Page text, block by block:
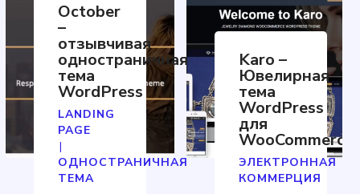
October
–
отзывчивая
одностраничная
тема
WordPress
LANDING
PAGE
|
ОДНОСТРАНИЧНАЯ
ТЕМА
Karo –
Ювелирная
тема
WordPress
для
WooCommerce
ЭЛЕКТРОННАЯ
КОММЕРЦИЯ